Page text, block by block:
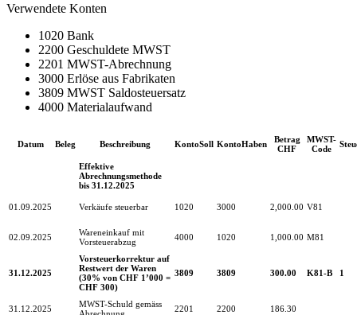
Verwendete Konten
1020 Bank
2200 Geschuldete MWST
2201 MWST-Abrechnung
3000 Erlöse aus Fabrikaten
3809 MWST Saldosteuersatz
4000 Materialaufwand
Datum Beleg Beschreibung KontoSoll KontoHaben
Betrag
CHF
MWST-
Code
Effektive
Abrechnungsmethode
bis 31.12.2025
01.09.2025 Verkäufe steuerbar 1020 3000 2,000.00 V81
02.09.2025
Wareneinkauf mit
Vorsteuerabzug
4000 1020 1,000.00 M81
31.12.2025
Vorsteuerkorrektur auf
Restwert der Waren
(30% von CHF 1’000 =
CHF 300)
3809 3809 300.00 K81-B 1
31.12.2025
MWST-Schuld gemäss
Abrechnung
2201 2200 186.30